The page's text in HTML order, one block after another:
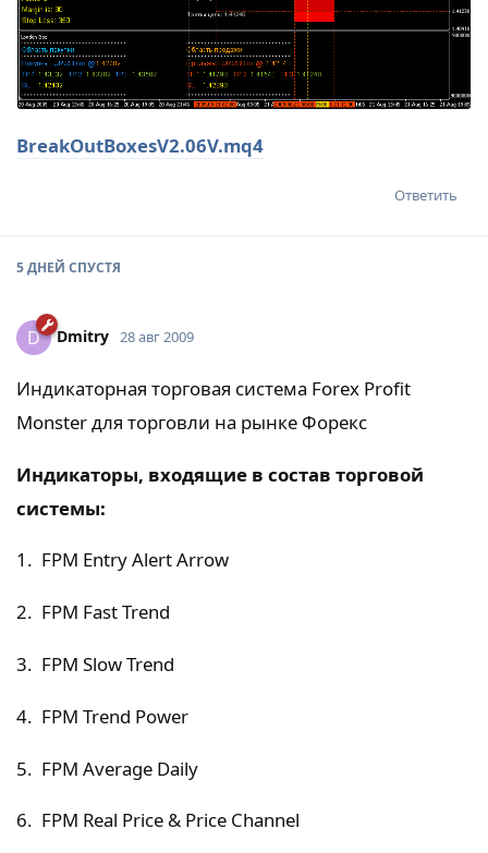
BreakOutBoxesV2.06V.mq4
Ответить
5 ДНЕЙ СПУСТЯ
D Dmitry 28 авг 2009
Индикаторная торговая система Forex Profit
Monster для торговли на рынке Форекс
Индикаторы, входящие в состав торговой
системы:
1. FPM Entry Alert Arrow
2. FPM Fast Trend
3. FPM Slow Trend
4. FPM Trend Power
5. FPM Average Daily
6. FPM Real Price & Price Channel